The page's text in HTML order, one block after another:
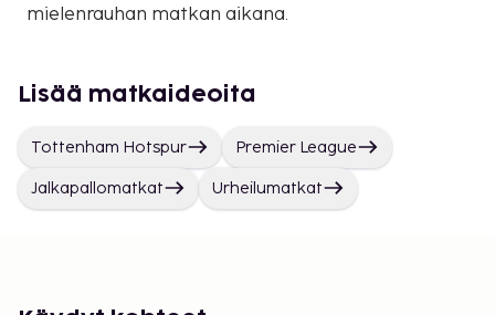
mielenrauhan matkan aikana.
Lisää matkaideoita
Tottenham Hotspur Premier League
Jalkapallomatkat Urheilumatkat